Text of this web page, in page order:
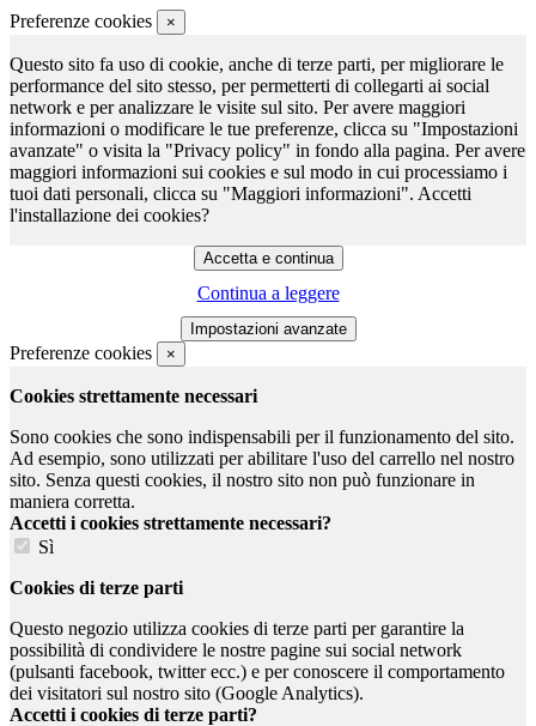
Preferenze cookies ×
Questo sito fa uso di cookie, anche di terze parti, per migliorare le
performance del sito stesso, per permetterti di collegarti ai social
network e per analizzare le visite sul sito. Per avere maggiori
informazioni o modificare le tue preferenze, clicca su "Impostazioni
avanzate" o visita la "Privacy policy" in fondo alla pagina. Per avere
maggiori informazioni sui cookies e sul modo in cui processiamo i
tuoi dati personali, clicca su "Maggiori informazioni". Accetti
l'installazione dei cookies?
Continua a leggere
Preferenze cookies ×
Cookies strettamente necessari
Sono cookies che sono indispensabili per il funzionamento del sito.
Ad esempio, sono utilizzati per abilitare l'uso del carrello nel nostro
sito. Senza questi cookies, il nostro sito non può funzionare in
maniera corretta.
Accetti i cookies strettamente necessari?
Sì
Cookies di terze parti
Questo negozio utilizza cookies di terze parti per garantire la
possibilità di condividere le nostre pagine sui social network
(pulsanti facebook, twitter ecc.) e per conoscere il comportamento
dei visitatori sul nostro sito (Google Analytics).
Accetti i cookies di terze parti?